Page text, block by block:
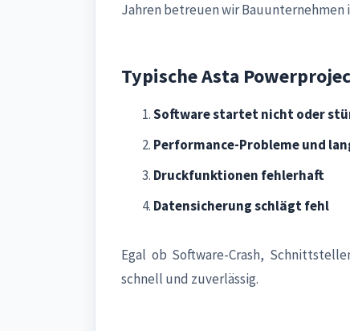
Jahren betreuen wir Bauunternehmen
Typische Asta
Software startet nicht oder
Performance-Probleme und
Druckfunktionen fehlerhaft
Datensicherung schlägt fehl
Egal ob Software-Crash,
schnell und zuverlässig.